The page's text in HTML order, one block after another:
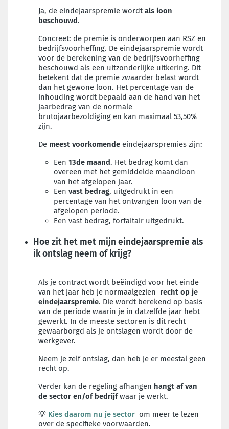
Ja, de eindejaarspremie wordt als loon
beschouwd.
Concreet: de premie is onderworpen aan RSZ en
bedrijfsvoorheffing. De eindejaarspremie wordt
voor de berekening van de bedrijfsvoorheffing
beschouwd als een uitzonderlijke uitkering. Dit
betekent dat de premie zwaarder belast wordt
dan het gewone loon. Het percentage van de
inhouding wordt bepaald aan de hand van het
jaarbedrag van de normale
brutojaarbezoldiging en kan maximaal 53,50%
zijn.
De meest voorkomende eindejaarspremies zijn:
Een 13de maand. Het bedrag komt dan
overeen met het gemiddelde maandloon
van het afgelopen jaar.
Een vast bedrag, uitgedrukt in een
percentage van het ontvangen loon van de
afgelopen periode.
Een vast bedrag, forfaitair uitgedrukt.
Hoe zit het met mijn eindejaarspremie als
ik ontslag neem of krijg?
Als je contract wordt beëindigd voor het einde
van het jaar heb je normaalgezien recht op je
eindejaarspremie. Die wordt berekend op basis
van de periode waarin je in datzelfde jaar hebt
gewerkt. In de meeste sectoren is dit recht
gewaarborgd als je ontslagen wordt door de
werkgever.
Neem je zelf ontslag, dan heb je er meestal geen
recht op.
Verder kan de regeling afhangen hangt af van
de sector en/of bedrijfwaar je werkt.
💡 Kies daarom nu je sector om meer te lezen
over de specifieke voorwaarden.